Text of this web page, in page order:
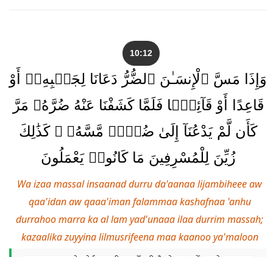
10:12
وَإِذَا مَسَّ ٱلْإِنسَـٰنَ ٱلضُّرُّ دَعَانَا لِجَنۢبِهِۦٓ أَوْ
قَاعِدًا أَوْ قَآئِمًۭا فَلَمَّا كَشَفْنَا عَنْهُ ضُرَّهُۥ مَرَّ
كَأَن لَّمْ يَدْعُنَآ إِلَىٰ ضُرٍّۢ مَّسَّهُۥ ۚ كَذَٰلِكَ
زُيِّنَ لِلْمُسْرِفِينَ مَا كَانُوا۟ يَعْمَلُونَ
Wa izaa massal insaanad durru da'aanaa lijambiheee aw
qaa'idan aw qaaa'iman falammaa kashafnaa 'anhu
durrahoo marra ka al lam yad'unaaa ilaa durrim massah;
kazaalika zuyyina lilmusrifeena maa kaanoo ya'maloon